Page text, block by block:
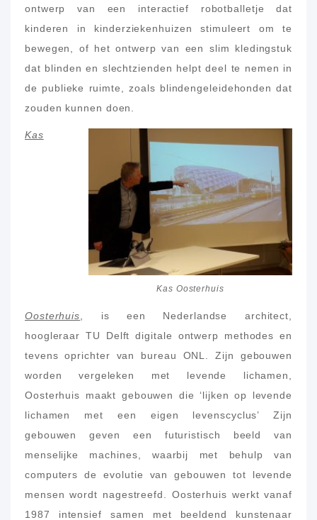
ontwerp van een interactief robotballetje dat
kinderen in kinderziekenhuizen stimuleert om te
bewegen, of het ontwerp van een slim kledingstuk
dat blinden en slechtzienden helpt deel te nemen in
de publieke ruimte, zoals blindengeleidehonden dat
zouden kunnen doen.
Kas Oosterhuis
Kas
Oosterhuis, is een Nederlandse architect,
hoogleraar TU Delft digitale ontwerp methodes en
tevens oprichter van bureau ONL. Zijn gebouwen
worden vergeleken met levende lichamen,
Oosterhuis maakt gebouwen die ‘lijken op levende
lichamen met een eigen levenscyclus’ Zijn
gebouwen geven een futuristisch beeld van
menselijke machines, waarbij met behulp van
computers de evolutie van gebouwen tot levende
mensen wordt nagestreefd. Oosterhuis werkt vanaf
1987 intensief samen met beeldend kunstenaar